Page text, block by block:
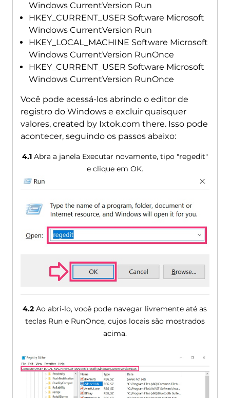
Windows CurrentVersion Run
HKEY_CURRENT_USER Software Microsoft
Windows CurrentVersion Run
HKEY_LOCAL_MACHINE Software Microsoft
Windows CurrentVersion RunOnce
HKEY_CURRENT_USER Software Microsoft
Windows CurrentVersion RunOnce
Você pode acessá-los abrindo o editor de
registro do Windows e excluir quaisquer
valores, created by Ixtok.com there. Isso pode
acontecer, seguindo os passos abaixo:
4.1Abra a janela Executar novamente, tipo "regedit"
e clique em OK.
4.2 Ao abri-lo, você pode navegar livremente até as
teclas Run e RunOnce, cujos locais são mostrados
acima.